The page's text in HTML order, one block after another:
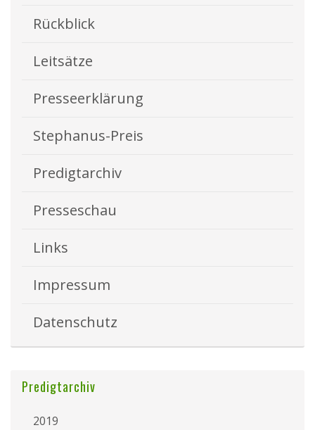
Rückblick
Leitsätze
Presseerklärung
Stephanus-Preis
Predigtarchiv
Presseschau
Links
Impressum
Datenschutz
Predigtarchiv
2019